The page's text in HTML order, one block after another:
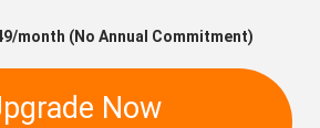
month (No Annual Commitment)
Now